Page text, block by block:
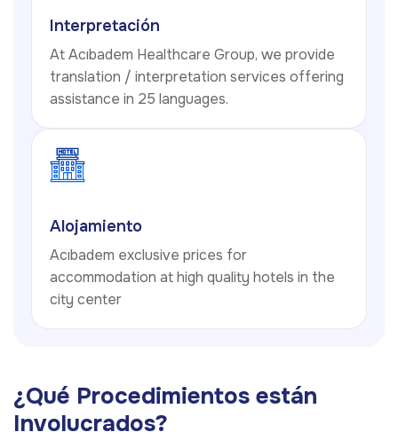
Interpretación
At Acıbadem Healthcare Group, we provide
translation / interpretation services offering
assistance in 25 languages.
Alojamiento
Acıbadem exclusive prices for
accommodation at high quality hotels in the
city center
¿Qué Procedimientos están
Involucrados?